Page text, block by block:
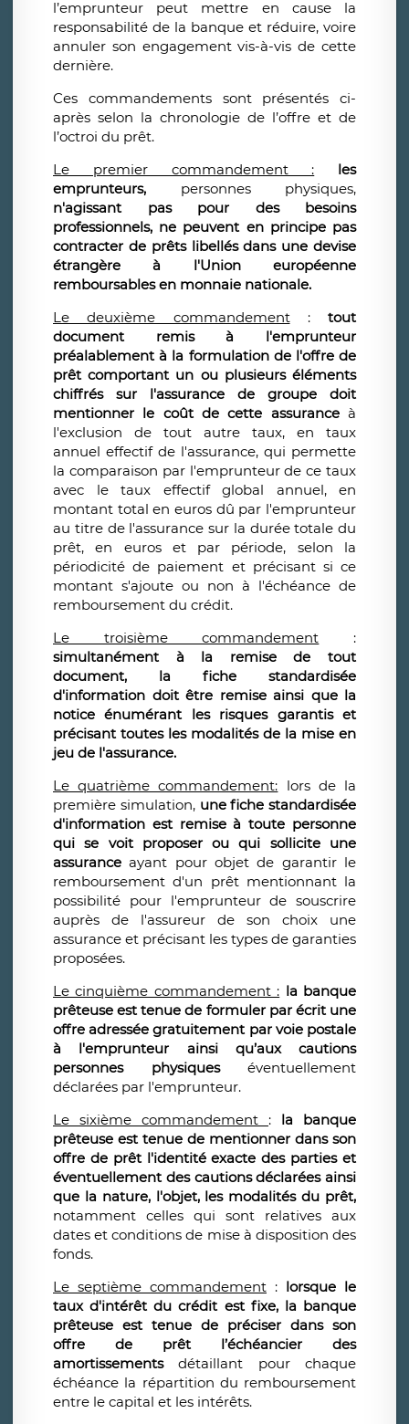
l’emprunteur peut mettre en cause la
responsabilité de la banque et réduire, voire
annuler son engagement vis-à-vis de cette
dernière.
Ces commandements sont présentés ci-
après selon la chronologie de l’offre et de
l’octroi du prêt.
Le premier commandement :
les
emprunteurs, personnes physiques,
n'agissant pas pour des besoins
professionnels, ne peuvent en principe pas
contracter de prêts libellés dans une devise
étrangère à l'Union européenne
remboursables en monnaie nationale.
Le deuxième commandement: tout
document remis à l'emprunteur
préalablement à la formulation de l'offre de
prêt comportant un ou plusieurs éléments
chiffrés sur l'assurance de groupe doit
mentionner le coût de cette assurance à
l'exclusion de tout autre taux, en taux
annuel effectif de l'assurance, qui permette
la comparaison par l'emprunteur de ce taux
avec le taux effectif global annuel, en
montant total en euros dû par l'emprunteur
au titre de l'assurance sur la durée totale du
prêt, en euros et par période, selon la
périodicité de paiement et précisant si ce
montant s'ajoute ou non à l'échéance de
remboursement du crédit.
Le troisième commandement :
simultanément à la remise de tout
document, la fiche standardisée
d'information doit être remise ainsi que la
notice énumérant les risques garantis et
précisant toutes les modalités de la mise en
jeu de l'assurance.
Le quatrième commandement: lors de la
première simulation, une fiche standardisée
d'information est remise à toute personne
qui se voit proposer ou qui sollicite une
assurance ayant pour objet de garantir le
remboursement d'un prêt mentionnant la
possibilité pour l'emprunteur de souscrire
auprès de l'assureur de son choix une
assurance et précisant les types de garanties
proposées.
Le cinquième commandement : la banque
prêteuse est tenue de formuler par écrit une
offre adressée gratuitement par voie postale
à l'emprunteur ainsi qu’aux cautions
personnes physiques éventuellement
déclarées par l'emprunteur.
Le sixième commandement : la banque
prêteuse est tenue de mentionner dans son
offre de prêt l'identité exacte des parties et
éventuellement des cautions déclarées ainsi
que la nature, l'objet, les modalités du prêt,
notamment celles qui sont relatives aux
dates et conditions de mise à disposition des
fonds.
Le septième commandement : lorsque le
taux d'intérêt du crédit est fixe, la banque
prêteuse est tenue de préciser dans son
offre de prêt l’échéancier des
amortissementsdétaillant pour chaque
échéance la répartition du remboursement
entre le capital et les intérêts.